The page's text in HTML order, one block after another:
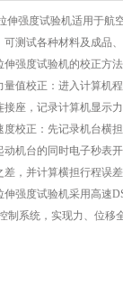
度试验机适用于航空
可测试各种材料及成品
强度试验机的校正方
校正：进入计算机程
，记录计算机显示力
正：先记录机台横担
台的同时电子秒表开
差，并计算横担行程误
度试验机采用高速
制系统，实现力、位移